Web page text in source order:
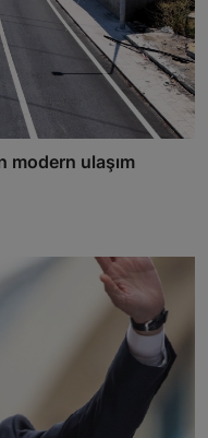
modern ulaşım